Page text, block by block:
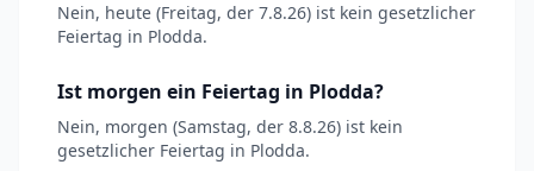
Nein, heute (Freitag, der 7.8.26) ist kein gesetzlicher
Feiertag in Plodda.
Ist morgen ein Feiertag in Plodda?
Nein, morgen (Samstag, der 8.8.26) ist kein
gesetzlicher Feiertag in Plodda.